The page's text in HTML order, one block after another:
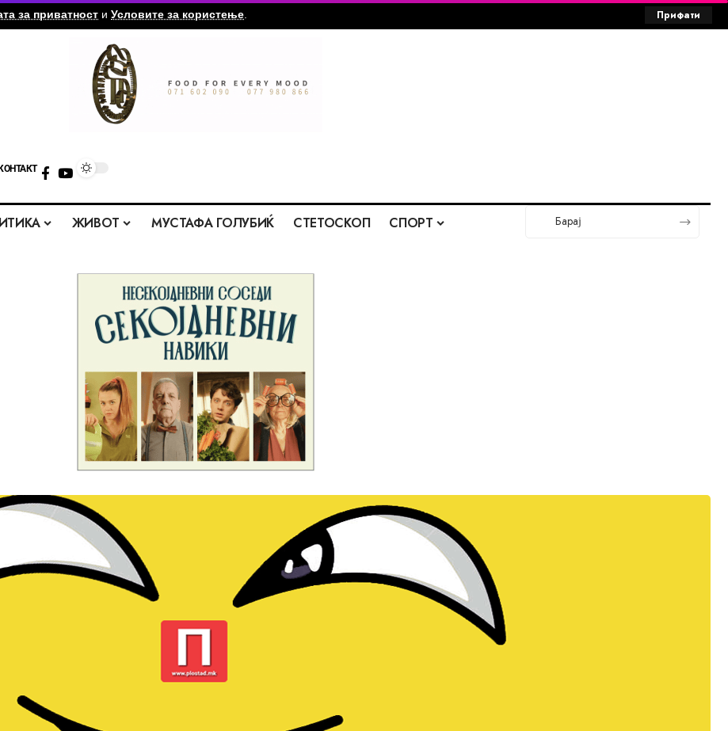
за приватност и Условите за користење. Прифати
КОНТАКТ
ЖИВОТ МУСТАФА ГОЛУБИЌ СТЕТОСКОП СПОРТ